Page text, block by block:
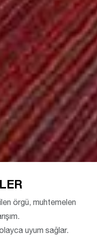
örgü, muhtemelen
uyum sağlar.